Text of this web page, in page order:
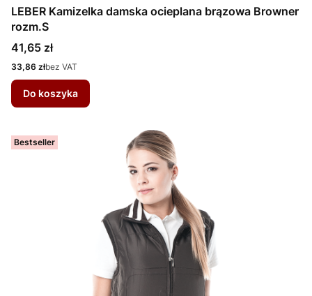
LEBER Kamizelka damska ocieplana brązowa Browner
rozm.S
Cena
41,65 zł
Cena
33,86 złbez VAT
Do koszyka
Bestseller